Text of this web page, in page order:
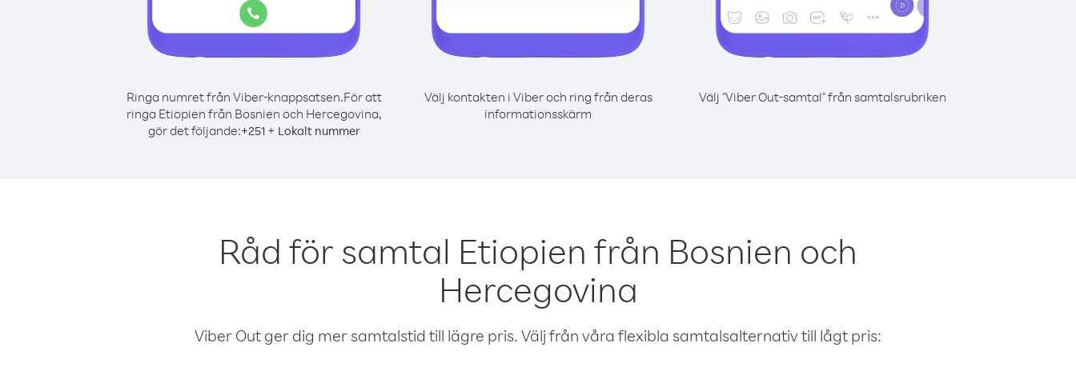
Ringa numret från Viber-knappsatsen.För att
ringa Etiopien från Bosnien och Hercegovina,
gör det följande:+251+ Lokalt nummer
Välj kontakten i Viber och ring från deras
informationsskärm
Välj "Viber Out-samtal" från samtalsrubriken
Råd för samtal Etiopien från Bosnien och
Hercegovina
Viber Out ger dig mer samtalstid till lägre pris. Välj från våra flexibla samtalsalternativ till lågt pris: